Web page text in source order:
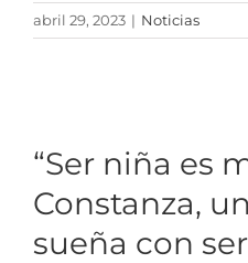
abril 29, 2023 | Noticias
que
“Ser niña es
Constanza,
sueña con